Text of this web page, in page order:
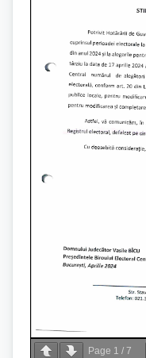
Page 1 /7